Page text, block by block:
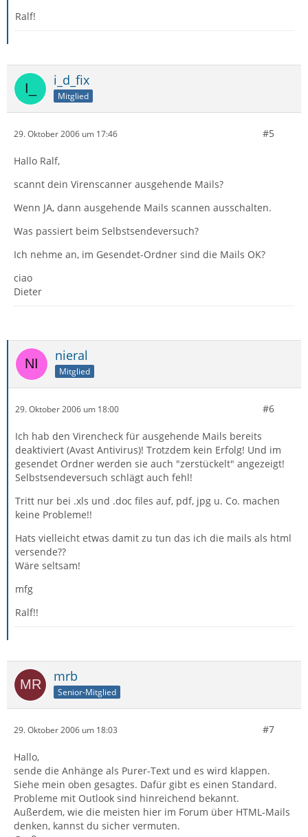
Ralf!
i_d_fix
Mitglied
29. Oktober 2006 um 17:46 #5
Hallo Ralf,
scannt dein Virenscanner ausgehende Mails?
Wenn JA, dann ausgehende Mails scannen ausschalten.
Was passiert beim Selbstsendeversuch?
Ich nehme an, im Gesendet-Ordner sind die Mails OK?
ciao
Dieter
nieral
Mitglied
29. Oktober 2006 um 18:00 #6
Ich hab den Virencheck für ausgehende Mails bereits
deaktiviert (Avast Antivirus)! Trotzdem kein Erfolg! Und im
gesendet Ordner werden sie auch "zerstückelt" angezeigt!
Selbstsendeversuch schlägt auch fehl!
Tritt nur bei .xls und .doc files auf, pdf, jpg u. Co. machen
keine Probleme!!
Hats vielleicht etwas damit zu tun das ich die mails als html
versende??
Wäre seltsam!
mfg
Ralf!!
mrb
Senior-Mitglied
29. Oktober 2006 um 18:03 #7
Hallo,
sende die Anhänge als Purer-Text und es wird klappen.
Siehe mein oben gesagtes. Dafür gibt es einen Standard.
Probleme mit Outlook sind hinreichend bekannt.
Außerdem, wie die meisten hier im Forum über HTML-Mails
denken, kannst du sicher vermuten.